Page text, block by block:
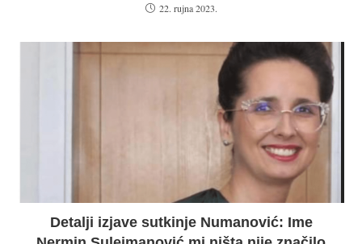
22. rujna 2023.
Detalji izjave sutkinje Numanović: Ime